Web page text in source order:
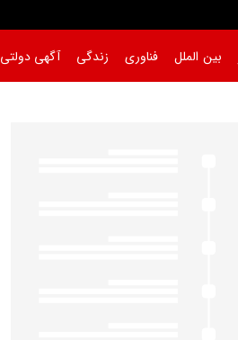
بین الملل فناوری زندگی آگهی دولتی